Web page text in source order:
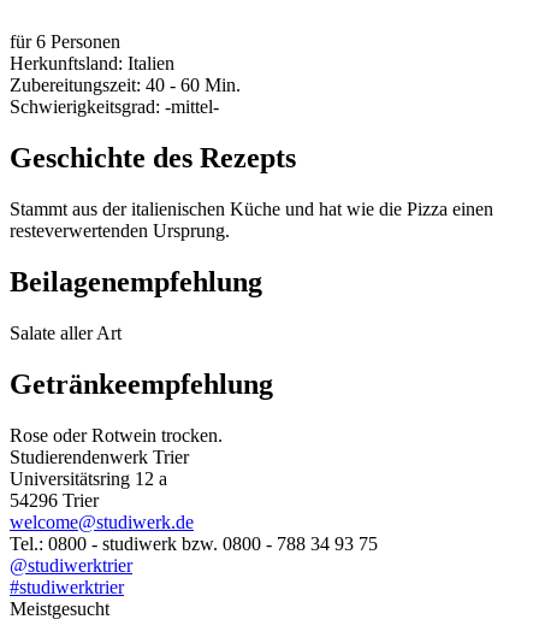
für 6 Personen
Herkunftsland: Italien
Zubereitungszeit: 40 - 60 Min.
Schwierigkeitsgrad: -mittel-
Geschichte des Rezepts
Stammt aus der italienischen Küche und hat wie die Pizza einen
resteverwertenden Ursprung.
Beilagenempfehlung
Salate aller Art
Getränkeempfehlung
Rose oder Rotwein trocken.
Studierendenwerk Trier
Universitätsring 12 a
54296 Trier
welcome@studiwerk.de
Tel.: 0800 - studiwerk bzw. 0800 - 788 34 93 75
@studiwerktrier
#studiwerktrier
Meistgesucht